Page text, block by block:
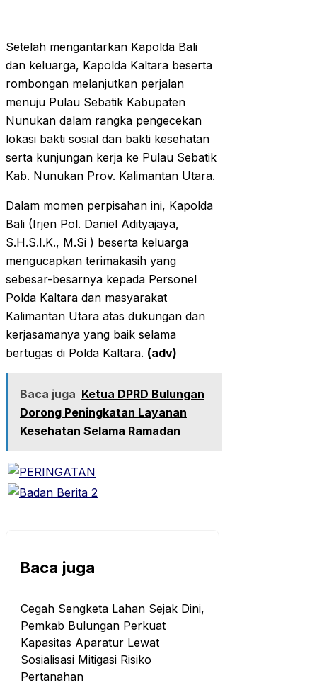
Setelah mengantarkan Kapolda Bali
dan keluarga, Kapolda Kaltara beserta
rombongan melanjutkan perjalan
menuju Pulau Sebatik Kabupaten
Nunukan dalam rangka pengecekan
lokasi bakti sosial dan bakti kesehatan
serta kunjungan kerja ke Pulau Sebatik
Kab. Nunukan Prov. Kalimantan Utara.
Dalam momen perpisahan ini, Kapolda
Bali (Irjen Pol. Daniel Adityajaya,
S.H.S.I.K., M.Si ) beserta keluarga
mengucapkan terimakasih yang
sebesar-besarnya kepada Personel
Polda Kaltara dan masyarakat
Kalimantan Utara atas dukungan dan
kerjasamanya yang baik selama
bertugas di Polda Kaltara. (adv)
Baca juga Ketua DPRD Bulungan
Dorong Peningkatan Layanan
Kesehatan Selama Ramadan
Baca juga
Cegah Sengketa Lahan Sejak Dini,
Pemkab Bulungan Perkuat
Kapasitas Aparatur Lewat
Sosialisasi Mitigasi Risiko
Pertanahan